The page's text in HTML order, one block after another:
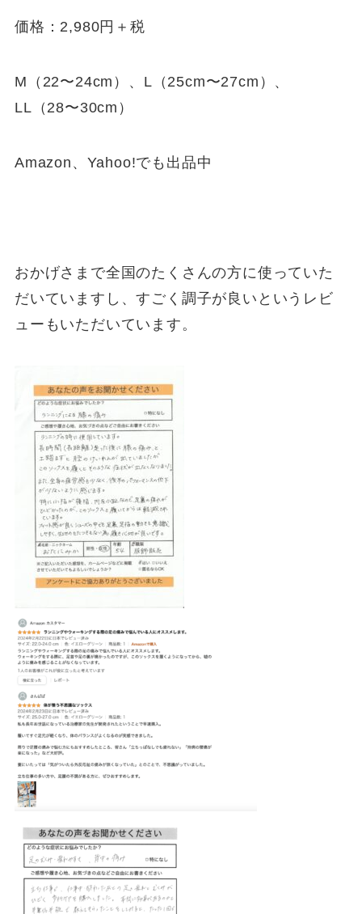
価格：2,980円＋税
M（22〜24cm）、L（25cm〜27cm）、
LL（28〜30cm）
Amazon、Yahoo!でも出品中
おかげさまで全国のたくさんの方に使っていた
だいていますし、すごく調子が良いというレビ
ューもいただいています。